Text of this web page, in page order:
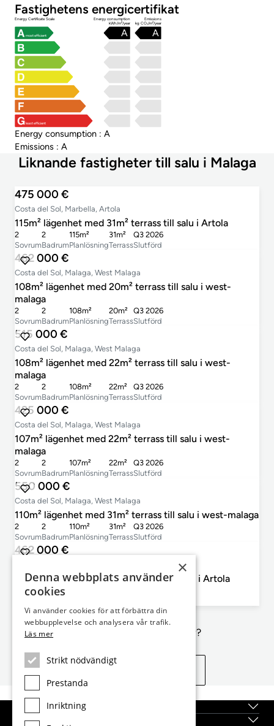
Fastighetens energicertifikat
Energy Certificate Scale
Energy consumption
kWh/m²/year
Emissions
kg CO₂/m²/year
most efficient
least efficient
A
A
Energy consumption : A
Emissions : A
Liknande fastigheter till salu i Malaga
475 000 €
Costa del Sol, Marbella, Artola
115m² lägenhet med 31m² terrass till salu i Artola
Sovrum
2
Badrum
2
Planlösning
115m²
Terrass
31m²
Slutförd
Q3 2026
462 000 €
Costa del Sol, Malaga, West Malaga
108m² lägenhet med 20m² terrass till salu i west-
malaga
Sovrum
2
Badrum
2
Planlösning
108m²
Terrass
20m²
Slutförd
Q3 2026
515 000 €
Costa del Sol, Malaga, West Malaga
108m² lägenhet med 22m² terrass till salu i west-
malaga
Sovrum
2
Badrum
2
Planlösning
108m²
Terrass
22m²
Slutförd
Q3 2026
425 000 €
Costa del Sol, Malaga, West Malaga
107m² lägenhet med 22m² terrass till salu i west-
malaga
Sovrum
2
Badrum
2
Planlösning
107m²
Terrass
22m²
Slutförd
Q3 2026
550 000 €
Costa del Sol, Malaga, West Malaga
110m² lägenhet med 31m² terrass till salu i west-malaga
Sovrum
2
Badrum
2
Planlösning
110m²
Terrass
31m²
Slutförd
Q3 2026
462 000 €
109m² lägenhet med 21m² terrass till salu i Artola
2
Inte exakt vad du letar efter?
Topplägen
Nybyggda fastigheter
×
Denna webbplats använder
cookies
Vi använder cookies för att förbättra din
webbupplevelse och analysera vår trafik.
Läs mer
Strikt nödvändigt
Prestanda
Inriktning